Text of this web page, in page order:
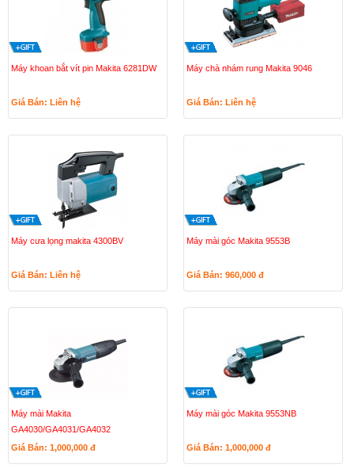
Máy khoan bắt vít pin Makita 6281DW
Giá Bán: Liên hệ
Máy chà nhám rung Makita 9046
Giá Bán: Liên hệ
Máy cưa lọng makita 4300BV
Giá Bán: Liên hệ
Máy mài góc Makita 9553B
Giá Bán: 960,000 đ
Máy mài Makita
GA4030/GA4031/GA4032
Giá Bán: 1,000,000 đ
Máy mài góc Makita 9553NB
Giá Bán: 1,000,000 đ